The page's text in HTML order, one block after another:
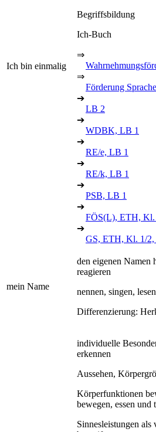
Ich bin einmalig
Begriffsbildung
Ich-Buch
⇒
⇒
Förderung Sprache
➔
LB 2
➔
WDBK, LB 1
➔
RE/e, LB 1
➔
RE/k, LB 1
➔
PSB, LB 1
➔
FÖS(L), ETH, Kl.
➔
GS, ETH, Kl. 1/2,
mein Name
den eigenen Namen
reagieren
nennen, singen,
Differenzierung:
individuelle
erkennen
Aussehen,
Körperfunktionen
bewegen, essen und
Sinnesleistungen als